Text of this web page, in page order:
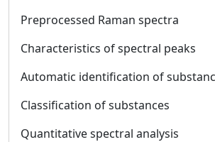
Preprocessed Raman spectra
Characteristics of spectral peaks
Automatic identification of
Classification of substances
Quantitative spectral analysis